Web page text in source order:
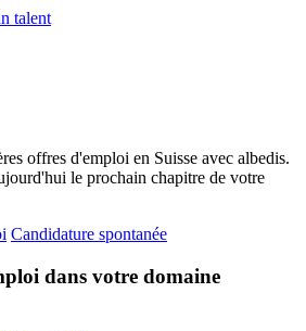
talent
offres d'emploi en Suisse avec albedis.
le prochain chapitre de votre
Candidature spontanée
dans votre domaine